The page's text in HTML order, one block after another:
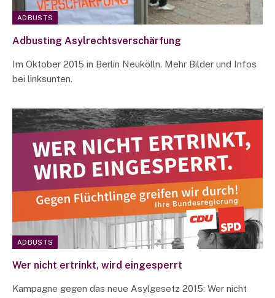
ADBUSTS
Adbusting Asylrechtsverschärfung
Im Oktober 2015 in Berlin Neukölln. Mehr Bilder und Infos
bei linksunten.
ADBUSTS
Wer nicht ertrinkt, wird eingesperrt
Kampagne gegen das neue Asylgesetz 2015: Wer nicht